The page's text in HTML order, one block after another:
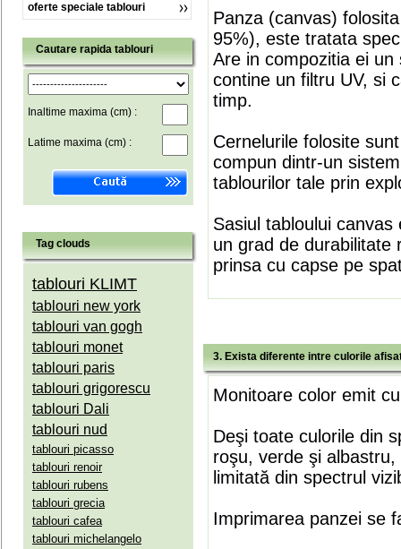
oferte speciale tablouri
Cautare rapida tablouri
Inaltime maxima (cm) :
Latime maxima (cm) :
Tag clouds
tablouri KLIMT
tablouri new york
tablouri van gogh
tablouri monet
tablouri paris
tablouri grigorescu
tablouri Dali
tablouri nud
tablouri picasso
tablouri renoir
tablouri rubens
tablouri grecia
tablouri cafea
tablouri michelangelo
Panza (canvas)
95%), este tratata
Are in compozitia ei
contine un filtru UV, si
timp.
Cernelurile folosite
compun dintr-un
tablourilor tale prin
Sasiul tabloului
un grad de durabilitate
prinsa cu capse pe
3. Exista diferente intre culorile
Monitoare color emit
Deşi toate culorile din
roşu, verde şi
limitată din spectrul
Imprimarea panzei se